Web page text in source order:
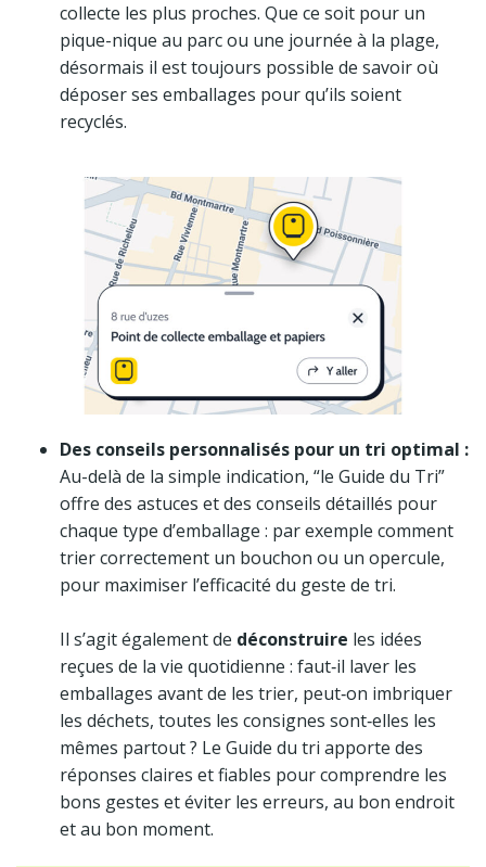
collecte les plus proches. Que ce soit pour un
pique-nique au parc ou une journée à la plage,
désormais il est toujours possible de savoir où
déposer ses emballages pour qu’ils soient
recyclés.
Des conseils personnalisés pour un tri optimal :
Au-delà de la simple indication, “le Guide du Tri”
offre des astuces et des conseils détaillés pour
chaque type d’emballage : par exemple comment
trier correctement un bouchon ou un opercule,
pour maximiser l’efficacité du geste de tri.
Il s’agit également de déconstruire les idées
reçues de la vie quotidienne : faut‑il laver les
emballages avant de les trier, peut‑on imbriquer
les déchets, toutes les consignes sont‑elles les
mêmes partout ? Le Guide du tri apporte des
réponses claires et fiables pour comprendre les
bons gestes et éviter les erreurs, au bon endroit
et au bon moment.